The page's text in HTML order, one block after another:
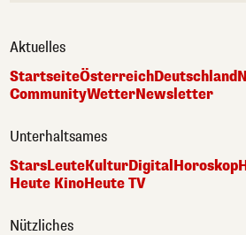
Aktuelles
StartseiteÖsterreichDeutschland
CommunityWetterNewsletter
Unterhaltsames
StarsLeuteKulturDigitalHoroskop
Heute KinoHeute TV
Nützliches